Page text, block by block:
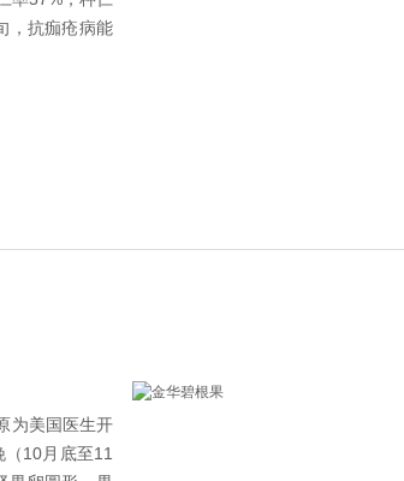
，抗痂疮病能
为美国医生开
10月底至11